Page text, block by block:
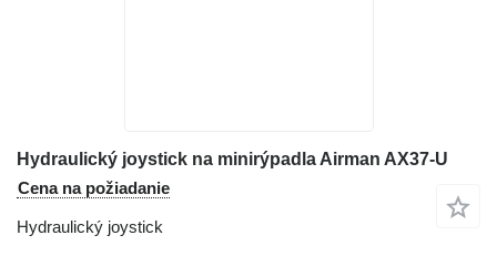
Hydraulický joystick na minirýpadla Airman AX37-U
Cena na požiadanie
Hydraulický joystick